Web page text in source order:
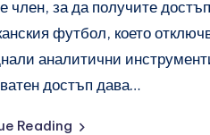
член, за да получите
футбол, което
аналитични
достъп дава…
Reading